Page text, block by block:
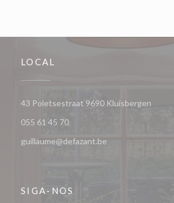
LOCAL
43 Poletsestraat 9690 Kluisbergen
055 61 45 70
guillaume@defazant.be
SIGA-NOS